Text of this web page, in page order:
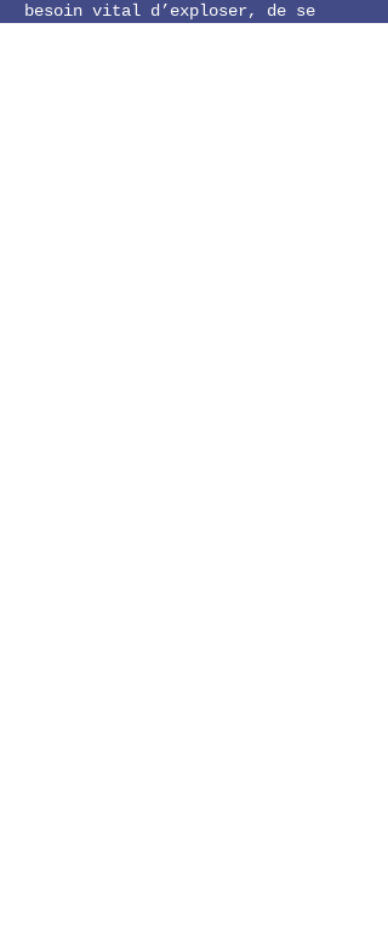
besoin vital d’exploser, de se